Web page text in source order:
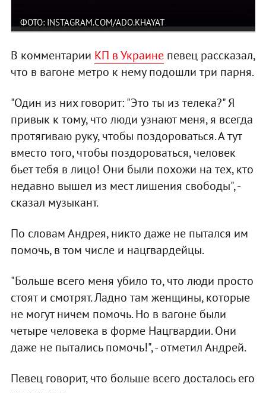
ФОТО: INSTAGRAM.COM/ADO.KHAYAT
В комментарии КП в Украинепевец рассказал,
что в вагоне метро к нему подошли три парня.
"Один из них говорит: "Это ты из телека?" Я
привык к тому, что люди узнают меня, я всегда
протягиваю руку, чтобы поздороваться. А тут
вместо того, чтобы поздороваться, человек
бьет тебя в лицо! Они были похожи на тех, кто
недавно вышел из мест лишения свободы", -
сказал музыкант.
По словам Андрея, никто даже не пытался им
помочь, в том числе и нацгвардейцы.
"Больше всего меня убило то, что люди просто
стоят и смотрят. Ладно там женщины, которые
не могут ничем помочь. Но в вагоне были
четыре человека в форме Нацгвардии. Они
даже не пытались помочь!", - отметил Андрей.
Певец говорит, что больше всего досталось его